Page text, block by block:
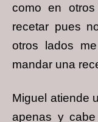
como en
recetar pues
otros lados
mandar una
Miguel atiende
apenas y